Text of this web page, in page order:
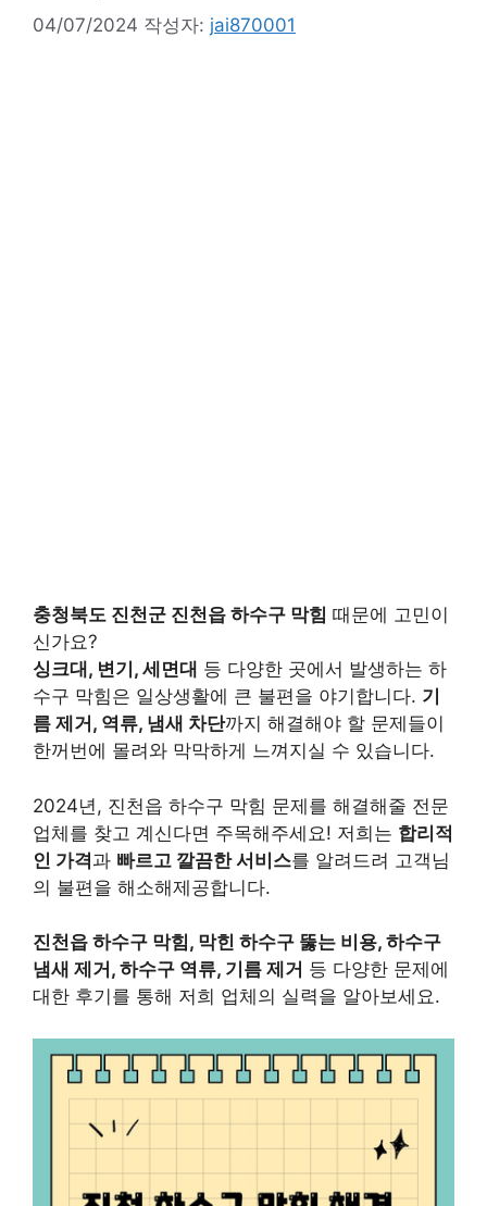
04/07/2024 작성자: jai870001
충청북도 진천군 진천읍 하수구 막힘 때문에 고민이
신가요?
싱크대, 변기, 세면대 등 다양한 곳에서 발생하는 하
수구 막힘은 일상생활에 큰 불편을 야기합니다. 기
름 제거, 역류, 냄새 차단까지 해결해야 할 문제들이
한꺼번에 몰려와 막막하게 느껴지실 수 있습니다.
2024년, 진천읍 하수구 막힘 문제를 해결해줄 전문
업체를 찾고 계신다면 주목해주세요! 저희는 합리적
인 가격과 빠르고 깔끔한 서비스를 알려드려 고객님
의 불편을 해소해제공합니다.
진천읍 하수구 막힘, 막힌 하수구 뚫는 비용, 하수구
냄새 제거, 하수구 역류, 기름 제거 등 다양한 문제에
대한 후기를 통해 저희 업체의 실력을 알아보세요.